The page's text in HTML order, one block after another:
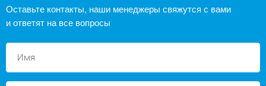
Оставьте контакты, наши менеджеры свяжутся с вами
и ответят на все вопросы